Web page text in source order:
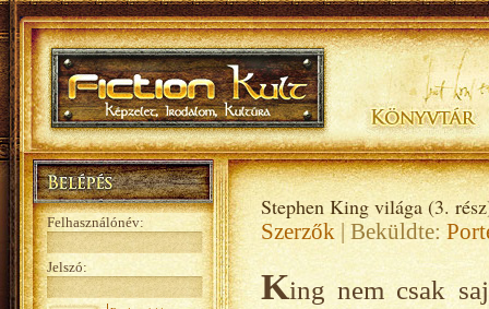
Felhasználónév:
Jelszó:
Stephen King világa (3.
Szerzők | Beküldte:
King nem csak